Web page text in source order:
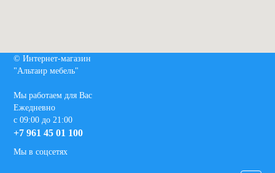
© Интернет-магазин
"Альтаир мебель"
Мы работаем для Вас
Ежедневно
с 09:00 до 21:00
+7 961 45 01 100
Мы в соцсетях